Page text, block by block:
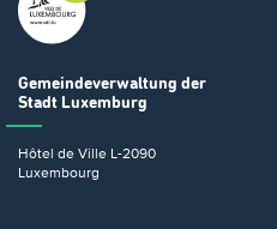
Gemeindeverwaltung der
Stadt Luxemburg
Hôtel de Ville L-2090
Luxembourg